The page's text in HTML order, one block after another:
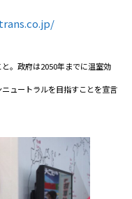
。政府は2050年までに温室効
ュートラルを目指すことを宣言